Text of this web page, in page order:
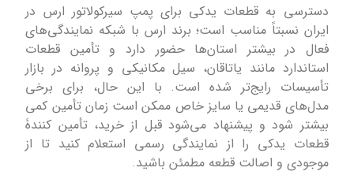
دسترسی به قطعات یدکی برای پمپ سیرکولاتور ارس در
ایران نسبتاً مناسب است؛ برند ارس با شبکه نمایندگی‌های
فعال در بیشتر استان‌ها حضور دارد و تأمین قطعات
استاندارد مانند یاتاقان، سیل مکانیکی و پروانه در بازار
تأسیسات رایج‌تر شده است. با این حال، برای برخی
مدل‌های قدیمی یا سایز خاص ممکن است زمان تأمین کمی
بیشتر شود و پیشنهاد می‌شود قبل از خرید، تأمین‌ کنندۀ
قطعات یدکی را از نمایندگی رسمی استعلام کنید تا از
موجودی و اصالت قطعه مطمئن باشید.